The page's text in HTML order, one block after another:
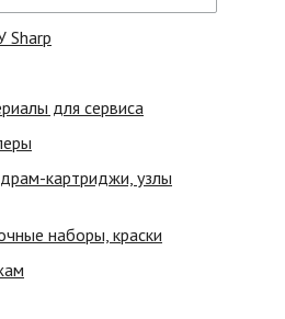
Sharp
для сервиса
картриджи, узлы
наборы, краски